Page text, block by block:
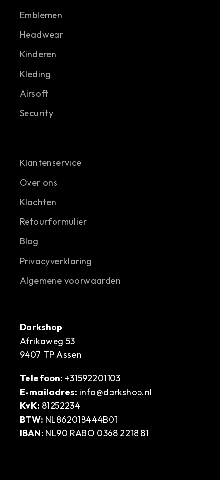
Emblemen
Headwear
Kinderen
Kleding
Airsoft
Security
Klantenservice
Over ons
Klachten
Retourformulier
Blog
Privacyverklaring
Algemene voorwaarden
Darkshop
Afrikaweg 53
9407 TP Assen
Telefoon: +31592201103
E-mailadres: info@darkshop.nl
KvK: 81252234
BTW: NL862018444B01
IBAN: NL90 RABO 0368 2218 81